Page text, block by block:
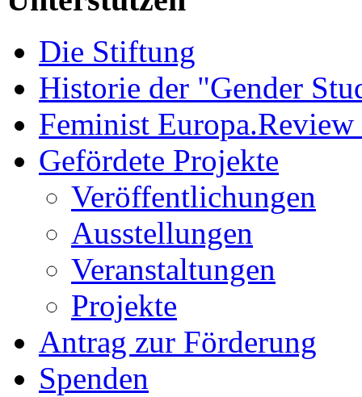
Die Stiftung
Historie der "Gender
Feminist
Gefördete Projekte
Veröffentlichungen
Ausstellungen
Veranstaltungen
Projekte
Antrag zur Förderung
Spenden